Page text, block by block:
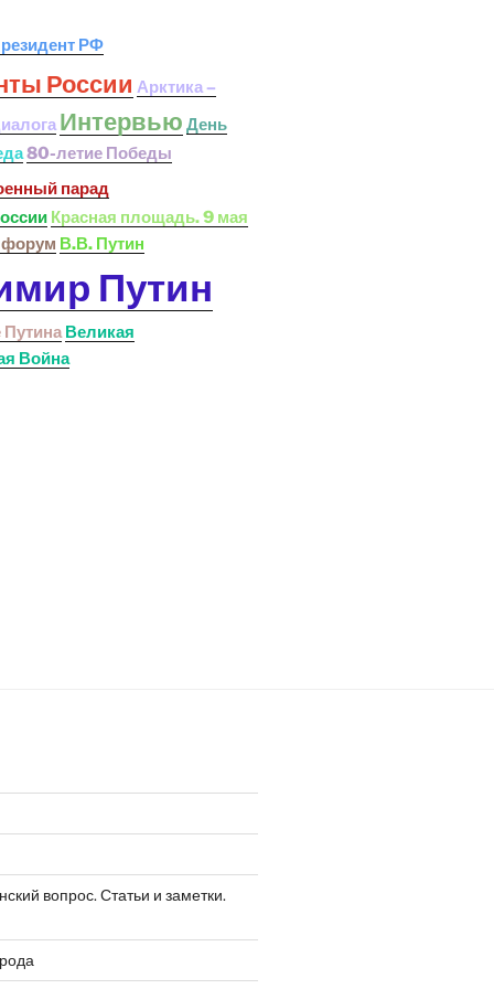
РФ
России Арктика –
Интервью День
80-летие Победы
парад
Красная площадь. 9 мая
форум В.В. Путин
Путин
Великая
Война
вопрос. Статьи и заметки.